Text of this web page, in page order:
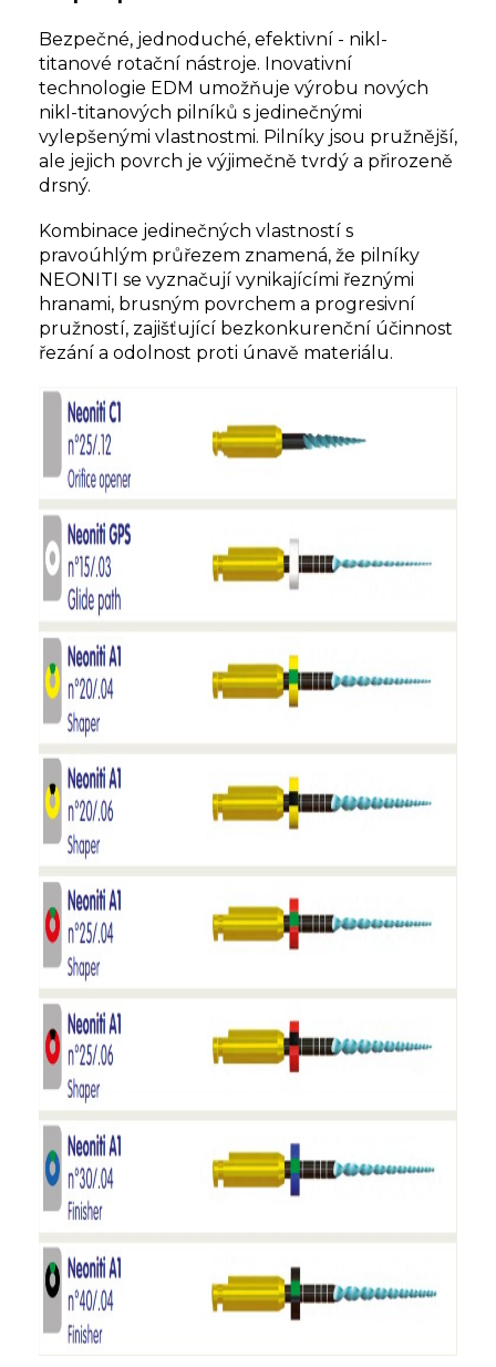
Bezpečné, jednoduché, efektivní - nikl-
titanové rotační nástroje. Inovativní
technologie EDM umožňuje výrobu nových
nikl-titanových pilníků s jedinečnými
vylepšenými vlastnostmi. Pilníky jsou pružnější,
ale jejich povrch je výjimečně tvrdý a přirozeně
drsný.
Kombinace jedinečných vlastností s
pravoúhlým průřezem znamená, že pilníky
NEONITI se vyznačují vynikajícími řeznými
hranami, brusným povrchem a progresivní
pružností, zajišťující bezkonkurenční účinnost
řezání a odolnost proti únavě materiálu.